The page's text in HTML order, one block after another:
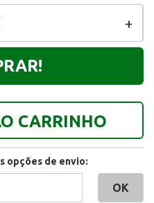
+
CARRINHO
opções de envio: